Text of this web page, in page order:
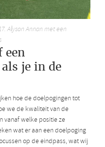
Alyson Annan met een
een
je in de
hoe de doelpogingen tot
we de kwaliteit van de
vanaf welke positie ze
wat er aan een doelpoging
op de eindpass, wat wij